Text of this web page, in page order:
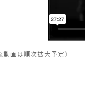
画は順次拡大予定）